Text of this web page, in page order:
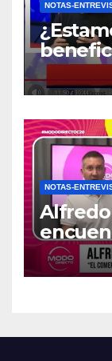
NOTAS-
NOTAS-
Alfredo